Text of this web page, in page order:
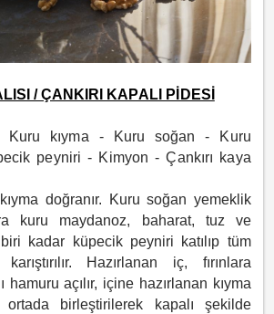
/ ÇANKIRI KAPALI PİDESİ
Kuru kıyma - Kuru soğan - Kuru
peyniri - Kimyon -Çankırı kaya
doğranır. Kuru soğan yemeklik
kuru maydanoz, baharat, tuz ve
biri kadar küpecik peyniri katılıp tüm
Hazırlanan iç, fırınlara
hamuru açılır, içine hazırlanan kıyma
ortada birleştirilerek kapalı şekilde